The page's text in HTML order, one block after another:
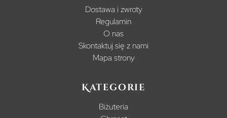
Dostawa i zwroty
Regulamin
O nas
Skontaktuj się z nami
Mapa strony
Kategorie
Biżuteria